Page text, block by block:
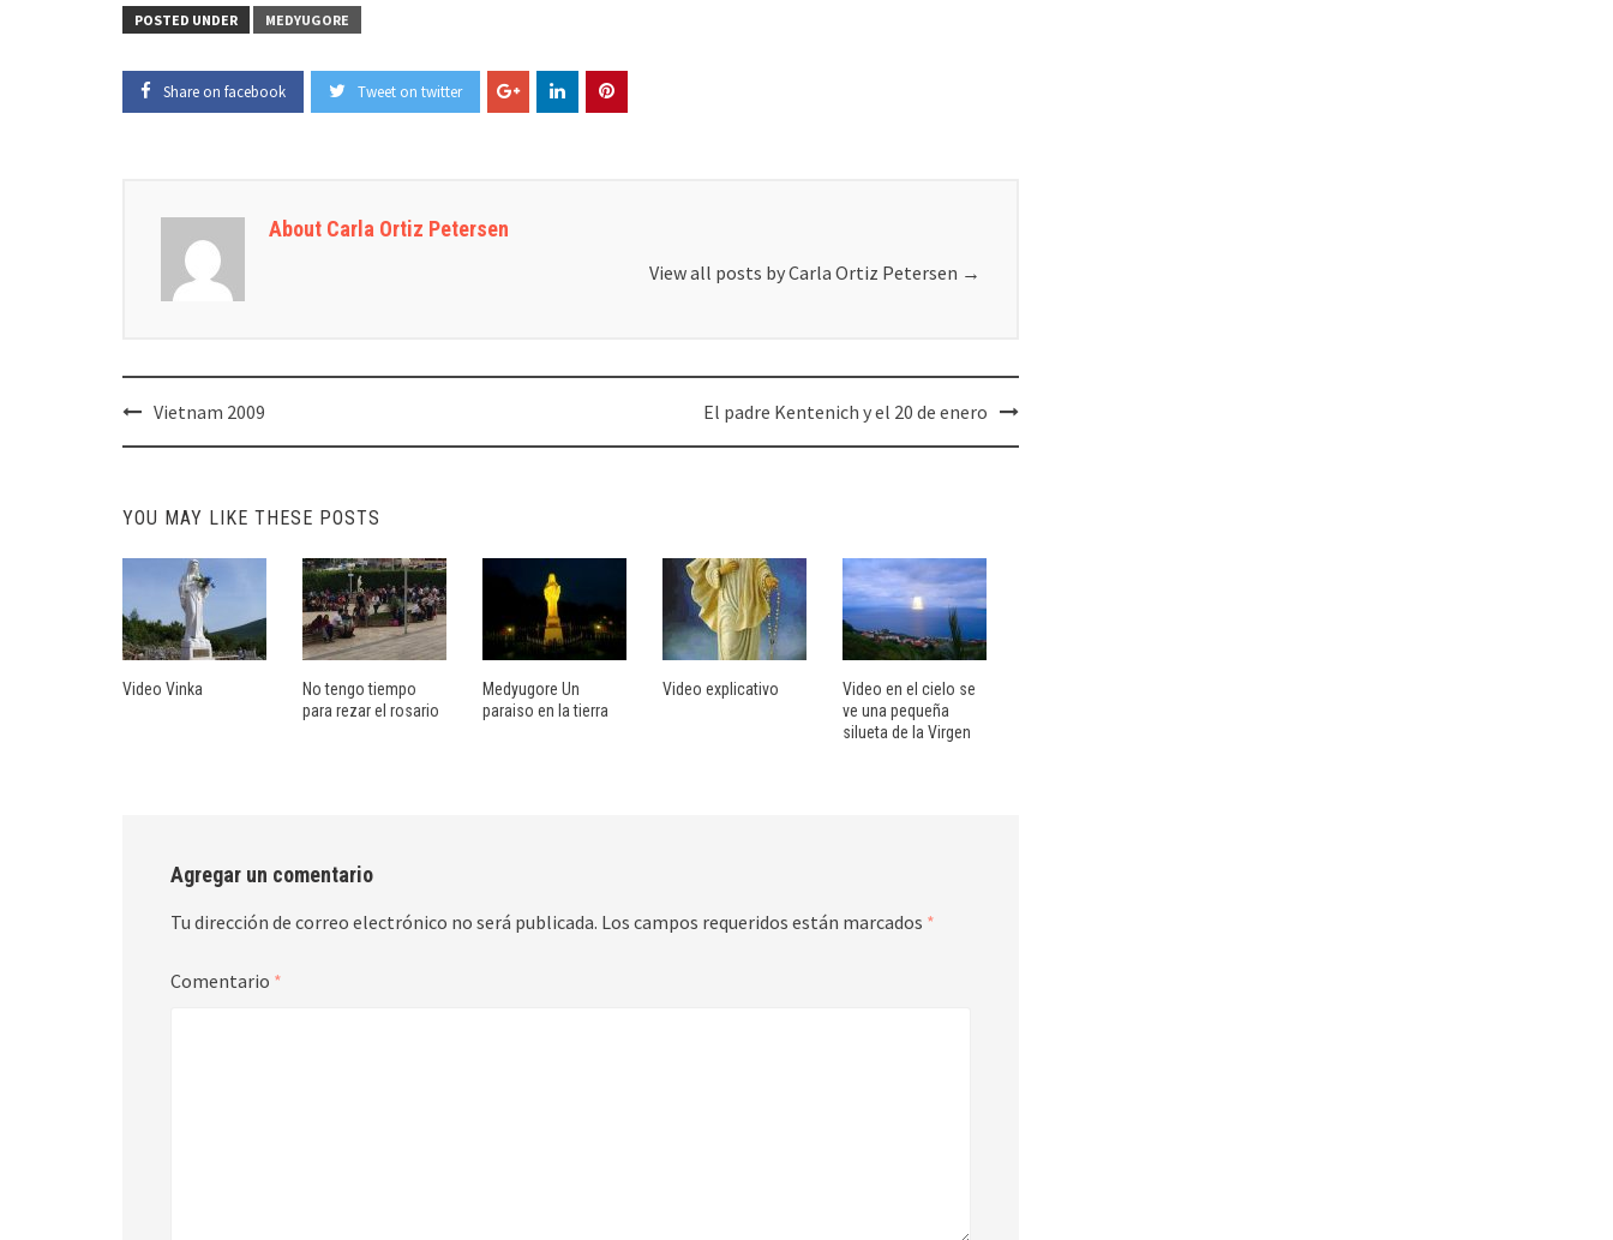
POSTED UNDER MEDYUGORE
Share on facebook Tweet on twitter
About Carla Ortiz Petersen
View all posts by Carla Ortiz Petersen →
Post
navigation
Vietnam 2009 El padre Kentenich y el 20 de enero
YOU MAY LIKE THESE POSTS
Video Vinka
No tengo tiempo
para rezar el rosario
Medyugore Un
paraiso en la tierra
Video explicativo
Video en el cielo se
ve una pequeña
silueta de la Virgen
Agregar un comentario
Tu dirección de correo electrónico no será publicada. Los campos requeridos están marcados *
Comentario *